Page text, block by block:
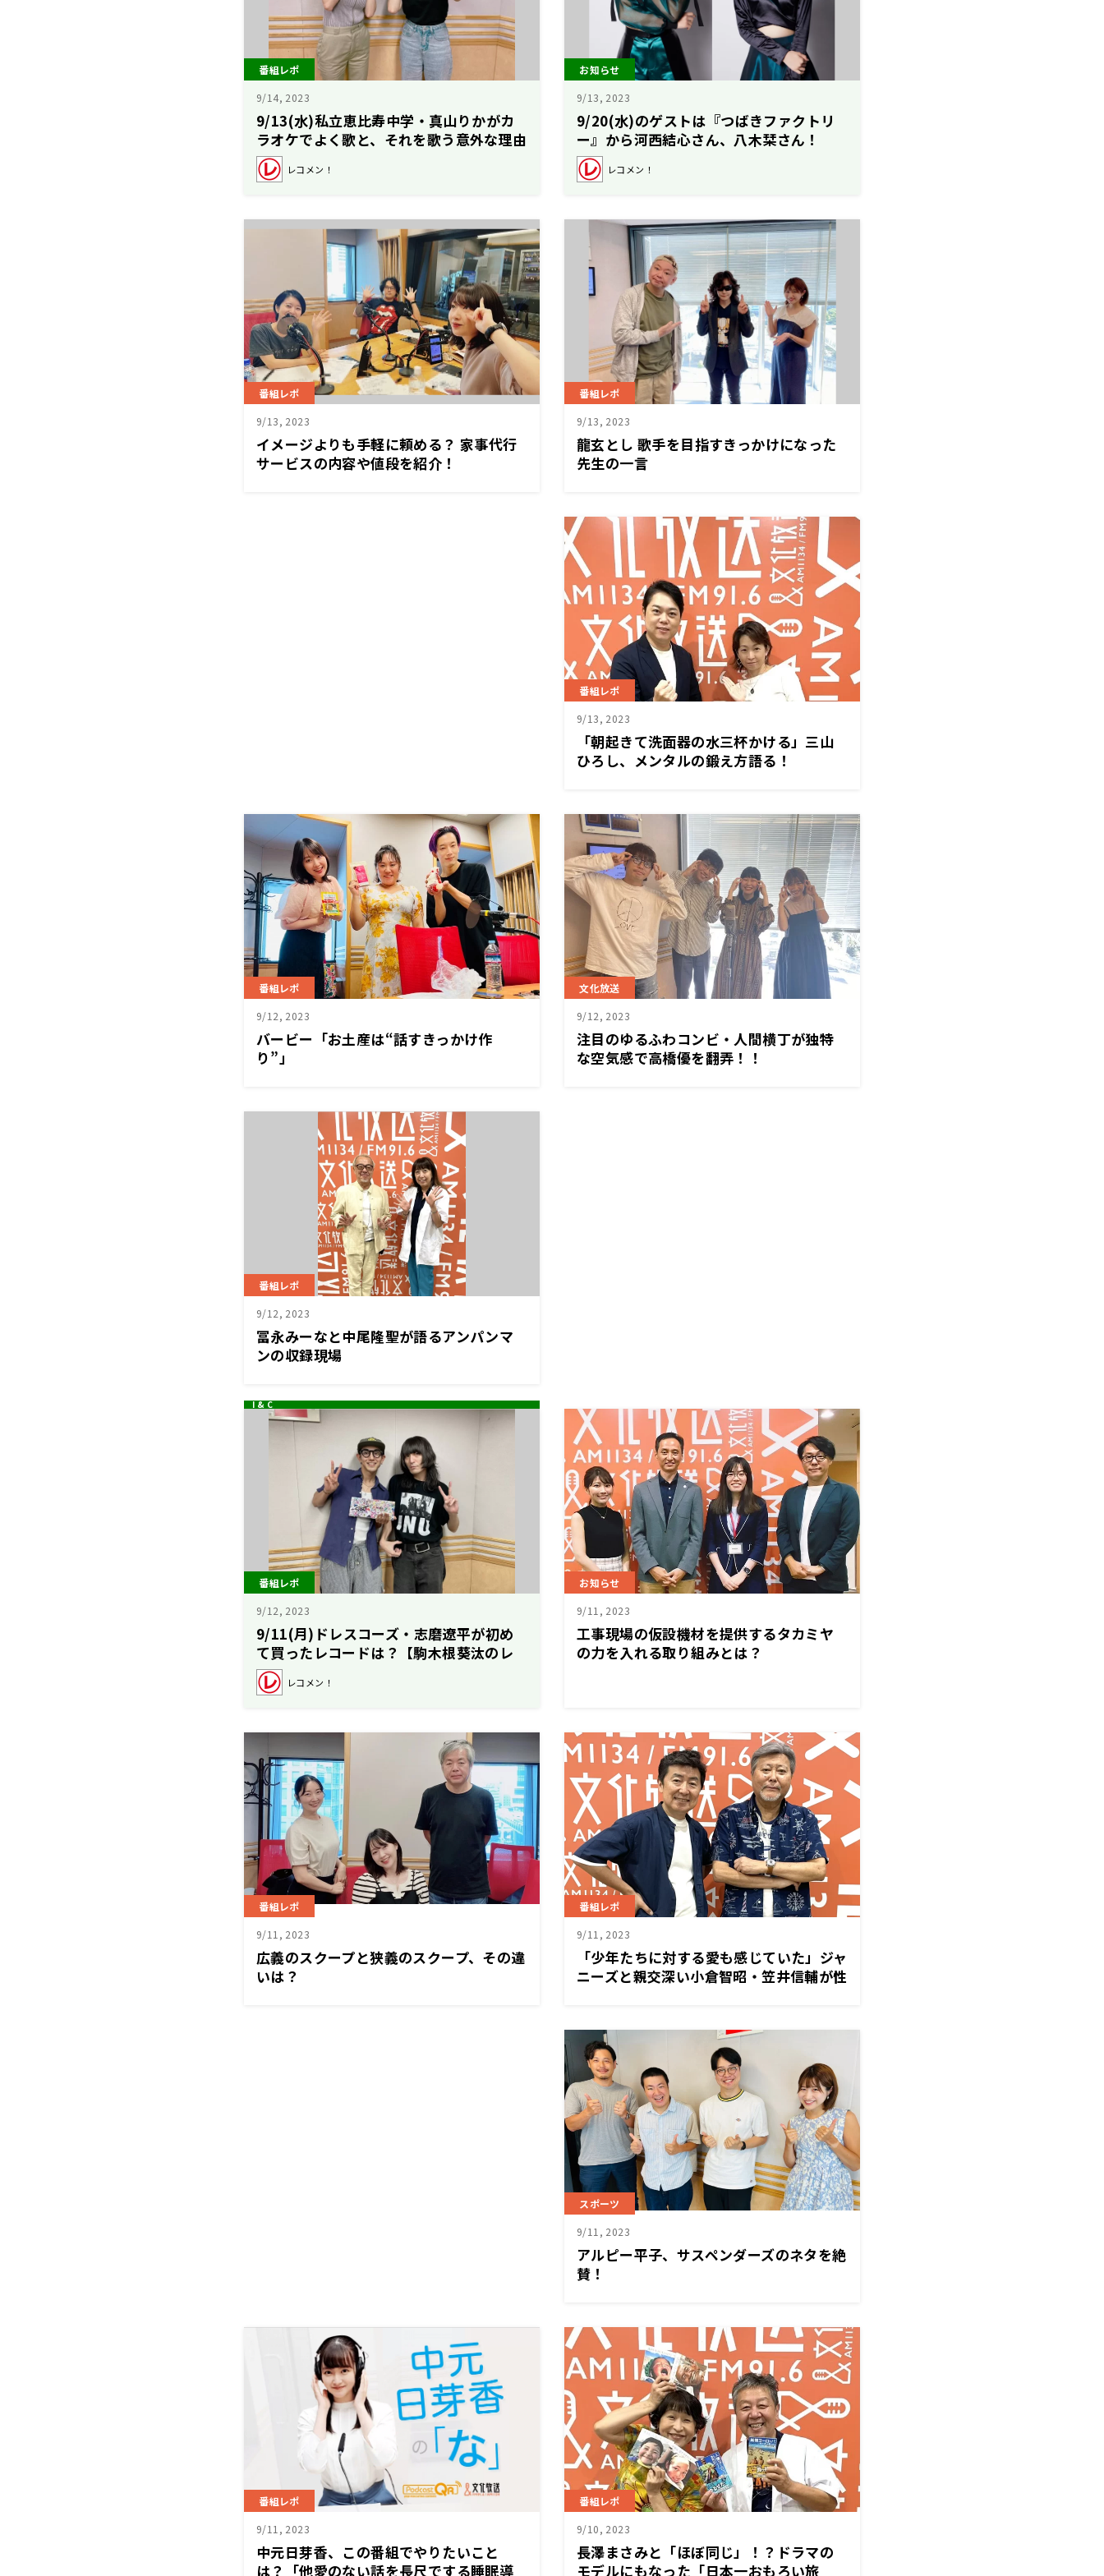
番組レポ
9/14, 2023
9/13(水)私立恵比寿中学・真山りかがカ
ラオケでよく歌と、それを歌う意外な理由
とは?【矢吹奈子のレコメン！】
レコメン！
お知らせ
9/13, 2023
9/20(水)のゲストは『つばきファクトリ
ー』から河西結心さん、八木栞さん！
【矢吹奈子のレコメン！】
レコメン！
番組レポ
9/13, 2023
イメージよりも手軽に頼める？ 家事代行
サービスの内容や値段を紹介！
番組レポ
9/13, 2023
龍玄とし 歌手を目指すきっかけになった
先生の一言
番組レポ
9/13, 2023
「朝起きて洗面器の水三杯かける」三山
ひろし、メンタルの鍛え方語る！
番組レポ
9/12, 2023
バービー「お土産は“話すきっかけ作
り”」
文化放送
9/12, 2023
注目のゆるふわコンビ・人間横丁が独特
な空気感で高橋優を翻弄！！
番組レポ
9/12, 2023
冨永みーなと中尾隆聖が語るアンパンマ
ンの収録現場
番組レポ
9/12, 2023
9/11(月)ドレスコーズ・志磨遼平が初め
て買ったレコードは？【駒木根葵汰のレ
コメン！】
レコメン！
お知らせ
9/11, 2023
工事現場の仮設機材を提供するタカミヤ
の力を入れる取り組みとは？
番組レポ
9/11, 2023
広義のスクープと狭義のスクープ、その違
いは？
番組レポ
9/11, 2023
「少年たちに対する愛も感じていた」ジャ
ニーズと親交深い小倉智昭・笠井信輔が性
スポーツ
9/11, 2023
アルピー平子、サスペンダーズのネタを絶
賛！
番組レポ
9/11, 2023
中元日芽香、この番組でやりたいこと
は？「他愛のない話を長尺でする睡眠導
番組レポ
9/10, 2023
長澤まさみと「ほぼ同じ」！？ドラマの
モデルにもなった「日本一おもろい旅